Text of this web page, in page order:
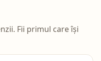
Fii primul care își